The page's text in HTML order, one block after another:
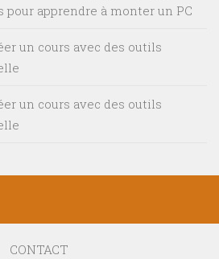
pour apprendre à monter un PC
un cours avec des outils
un cours avec des outils
CONTACT